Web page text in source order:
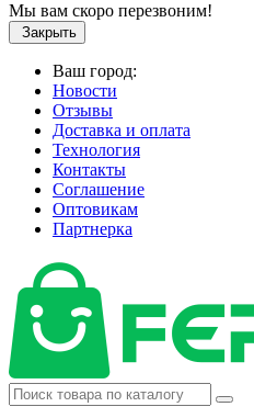
Мы вам скоро перезвоним!
Закрыть
Ваш город:
Новости
Отзывы
Доставка и оплата
Технология
Контакты
Соглашение
Оптовикам
Партнерка